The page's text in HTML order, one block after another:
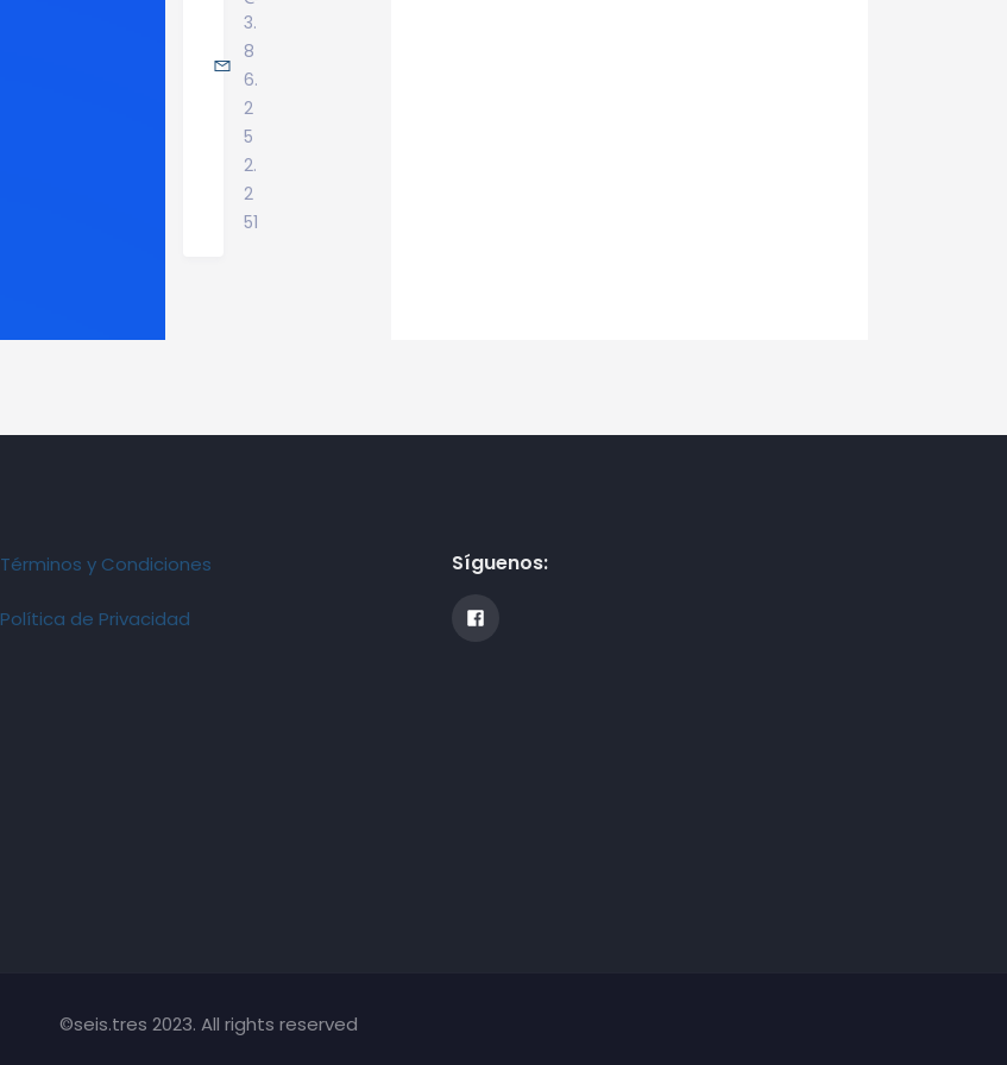
3.
8
6.
2
5
2.
2
51
Términos y Condiciones
Política de Privacidad
Síguenos:
©seis.tres 2023. All rights reserved